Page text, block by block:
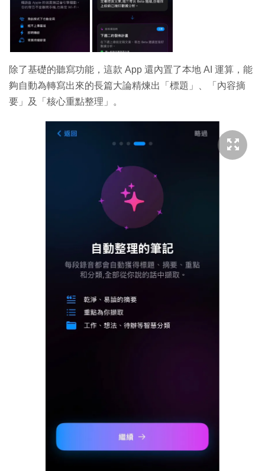
除了基礎的聽寫功能，這款 App 還內置了本地 AI 運算，能
夠自動為轉寫出來的長篇大論精煉出「標題」、「內容摘
要」及「核心重點整理」。